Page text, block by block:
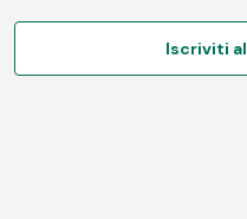
Iscriviti